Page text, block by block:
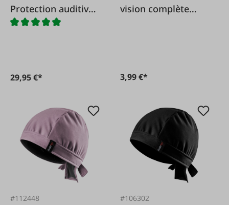
Protection auditive
Peltor Optime 1
29,95 €*
vision complète
3,99 €*
#112448 #106302